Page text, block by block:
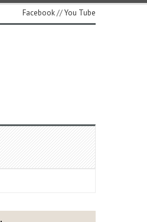
Facebook//You Tube